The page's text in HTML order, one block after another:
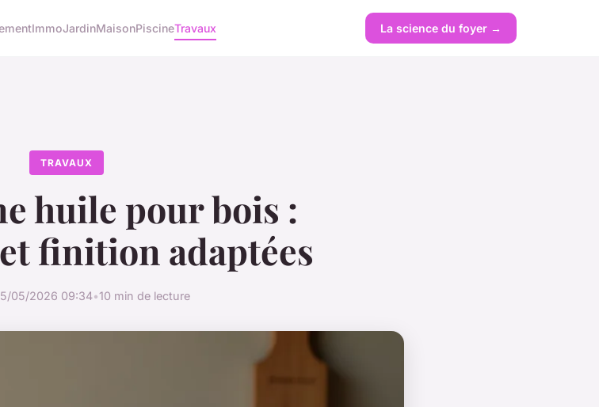
ImmoJardinMaisonPiscineTravaux La science du foyer →
TRAVAUX
huile pour bois :
finition adaptées
05/2026 09:34•10 min de lecture